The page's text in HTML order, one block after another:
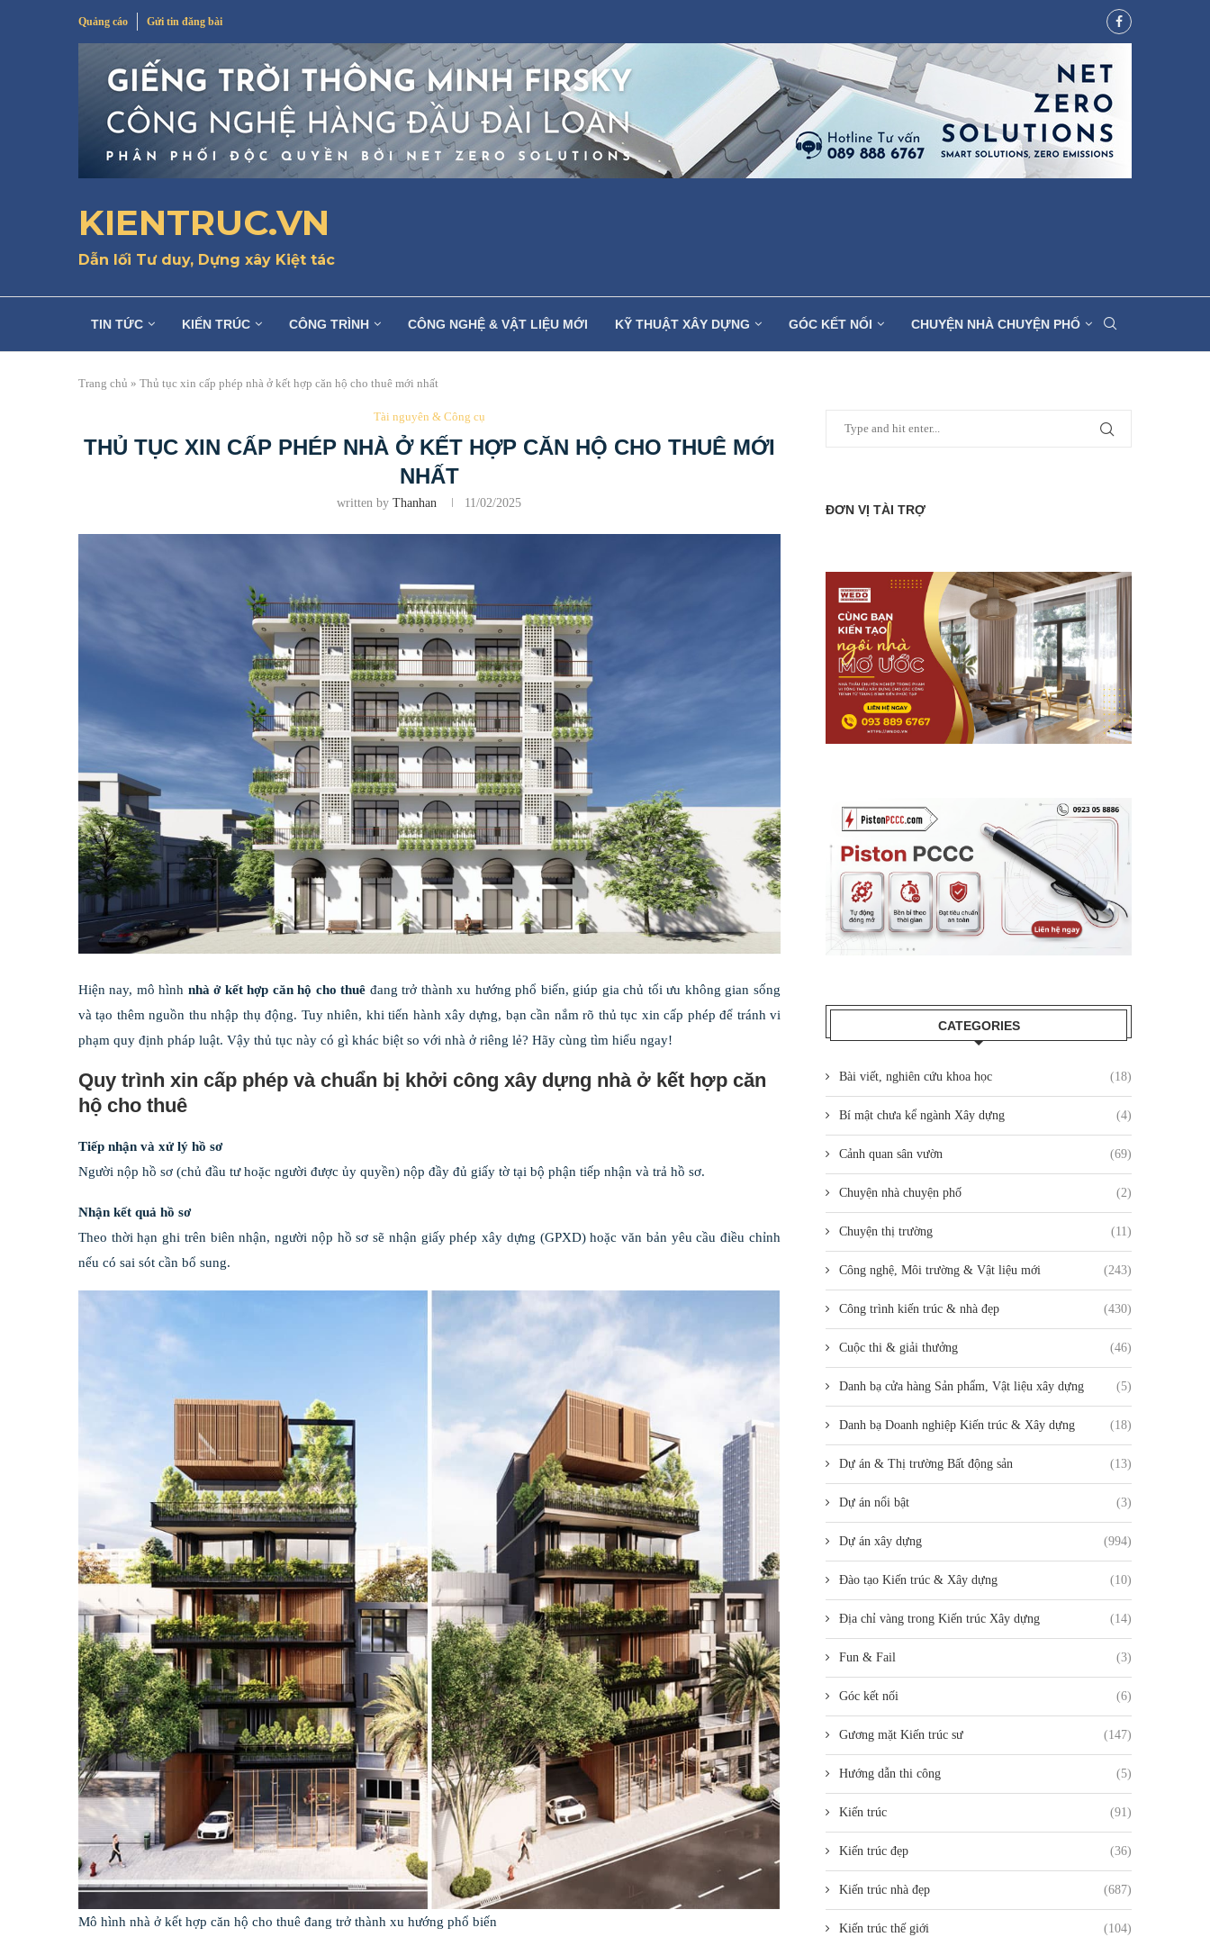
Quảng cáo Gửi tin đăng bài
KIENTRUC.VN
Dẫn lối Tư duy, Dựng xây Kiệt tác
TIN TỨC KIẾN TRÚC CÔNG TRÌNH CÔNG NGHỆ & VẬT LIỆU MỚI KỸ THUẬT XÂY DỰNG GÓC KẾT NỐI CHUYỆN NHÀ CHUYỆN PHỐ
Trang chủ » Thủ tục xin cấp phép nhà ở kết hợp căn hộ cho thuê mới nhất
Tài nguyên & Công cụ
THỦ TỤC XIN CẤP PHÉP NHÀ Ở KẾT HỢP CĂN HỘ CHO THUÊ MỚI
NHẤT
written byThanhan 11/02/2025
Hiện nay, mô hình nhà ở kết hợp căn hộ cho thuê đang trở thành xu hướng phổ biến, giúp gia chủ tối ưu không gian sống
và tạo thêm nguồn thu nhập thụ động. Tuy nhiên, khi tiến hành xây dựng, bạn cần nắm rõ thủ tục xin cấp phép để tránh vi
phạm quy định pháp luật. Vậy thủ tục này có gì khác biệt so với nhà ở riêng lẻ? Hãy cùng tìm hiểu ngay!
Quy trình xin cấp phép và chuẩn bị khởi công xây dựng nhà ở kết hợp căn
hộ cho thuê
Tiếp nhận và xử lý hồ sơ
Người nộp hồ sơ (chủ đầu tư hoặc người được ủy quyền) nộp đầy đủ giấy tờ tại bộ phận tiếp nhận và trả hồ sơ.
Nhận kết quả hồ sơ
Theo thời hạn ghi trên biên nhận, người nộp hồ sơ sẽ nhận giấy phép xây dựng (GPXD) hoặc văn bản yêu cầu điều chỉnh
nếu có sai sót cần bổ sung.
Mô hình nhà ở kết hợp căn hộ cho thuê đang trở thành xu hướng phổ biến
ĐƠN VỊ TÀI TRỢ
CATEGORIES
Bài viết, nghiên cứu khoa học (18)
Bí mật chưa kể ngành Xây dựng (4)
Cảnh quan sân vườn (69)
Chuyện nhà chuyện phố (2)
Chuyện thị trường (11)
Công nghệ, Môi trường & Vật liệu mới (243)
Công trình kiến trúc & nhà đẹp (430)
Cuộc thi & giải thưởng (46)
Danh bạ cửa hàng Sản phẩm, Vật liệu xây dựng (5)
Danh bạ Doanh nghiệp Kiến trúc & Xây dựng (18)
Dự án & Thị trường Bất động sản (13)
Dự án nổi bật (3)
Dự án xây dựng (994)
Đào tạo Kiến trúc & Xây dựng (10)
Địa chỉ vàng trong Kiến trúc Xây dựng (14)
Fun & Fail (3)
Góc kết nối (6)
Gương mặt Kiến trúc sư (147)
Hướng dẫn thi công (5)
Kiến trúc (91)
Kiến trúc đẹp (36)
Kiến trúc nhà đẹp (687)
Kiến trúc thế giới (104)